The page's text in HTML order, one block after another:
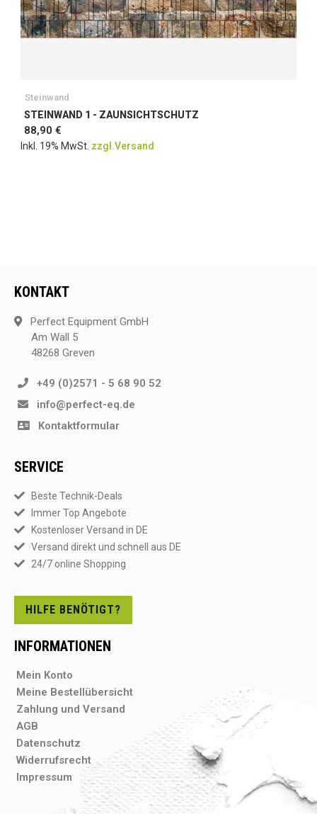
Steinwand
STEINWAND 1 - ZAUNSICHTSCHUTZ
88,90 €
Inkl. 19% MwSt. zzgl.Versand
KONTAKT
Perfect Equipment GmbH
Am Wall 5
48268 Greven
+49 (0)2571 - 5 68 90 52
info@perfect-eq.de
Kontaktformular
SERVICE
Beste Technik-Deals
Immer Top Angebote
Kostenloser Versand in DE
Versand direkt und schnell aus DE
24/7 online Shopping
HILFE BENÖTIGT?
INFORMATIONEN
Mein Konto
Meine Bestellübersicht
Zahlung und Versand
AGB
Datenschutz
Widerrufsrecht
Impressum